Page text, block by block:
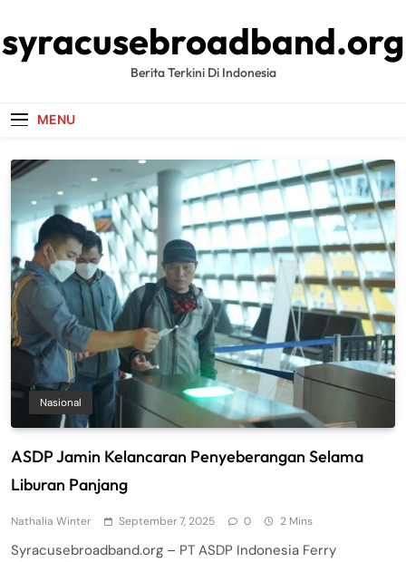
to
content
syracusebroadband.org
Berita Terkini Di Indonesia
MENU
Nasional
ASDP Jamin Kelancaran Penyeberangan Selama
Liburan Panjang
Nathalia Winter September 7, 2025 0 2 Mins
Syracusebroadband.org – PT ASDP Indonesia Ferry